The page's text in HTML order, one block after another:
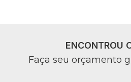
ENCONTROU
Faça seu orçamento